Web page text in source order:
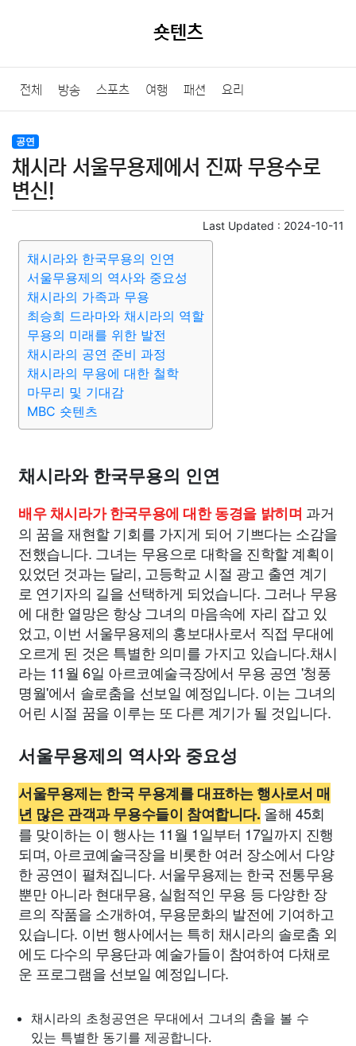
숏텐츠
전체 방송 스포츠 여행 패션 요리
공연
채시라 서울무용제에서 진짜 무용수로
변신!
Last Updated : 2024-10-11
채시라와 한국무용의 인연
서울무용제의 역사와 중요성
채시라의 가족과 무용
최승희 드라마와 채시라의 역할
무용의 미래를 위한 발전
채시라의 공연 준비 과정
채시라의 무용에 대한 철학
마무리 및 기대감
MBC 숏텐츠
채시라와 한국무용의 인연
배우 채시라가 한국무용에 대한 동경을 밝히며 과거
의 꿈을 재현할 기회를 가지게 되어 기쁘다는 소감을
전했습니다. 그녀는 무용으로 대학을 진학할 계획이
있었던 것과는 달리, 고등학교 시절 광고 출연 계기
로 연기자의 길을 선택하게 되었습니다. 그러나 무용
에 대한 열망은 항상 그녀의 마음속에 자리 잡고 있
었고, 이번 서울무용제의 홍보대사로서 직접 무대에
오르게 된 것은 특별한 의미를 가지고 있습니다.채시
라는 11월 6일 아르코예술극장에서 무용 공연 '청풍
명월'에서 솔로춤을 선보일 예정입니다. 이는 그녀의
어린 시절 꿈을 이루는 또 다른 계기가 될 것입니다.
서울무용제의 역사와 중요성
서울무용제는 한국 무용계를 대표하는 행사로서 매
년 많은 관객과 무용수들이 참여합니다. 올해 45회
를 맞이하는 이 행사는 11월 1일부터 17일까지 진행
되며, 아르코예술극장을 비롯한 여러 장소에서 다양
한 공연이 펼쳐집니다. 서울무용제는 한국 전통무용
뿐만 아니라 현대무용, 실험적인 무용 등 다양한 장
르의 작품을 소개하여, 무용문화의 발전에 기여하고
있습니다. 이번 행사에서는 특히 채시라의 솔로춤 외
에도 다수의 무용단과 예술가들이 참여하여 다채로
운 프로그램을 선보일 예정입니다.
채시라의 초청공연은 무대에서 그녀의 춤을 볼 수
있는 특별한 동기를 제공합니다.